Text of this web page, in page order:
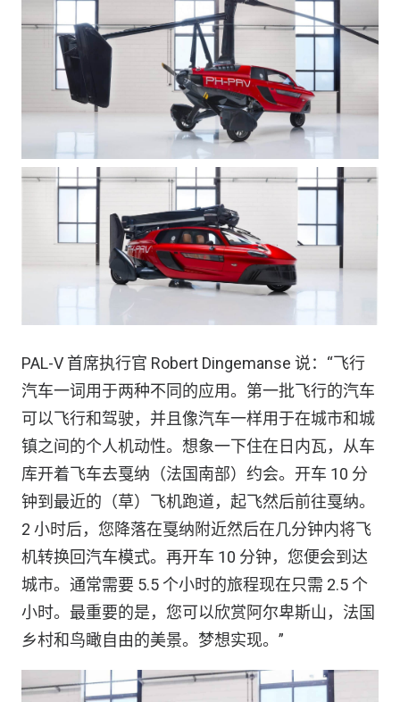
PAL-V 首席执行官 Robert Dingemanse 说：“飞行
汽车一词用于两种不同的应用。第一批飞行的汽车
可以飞行和驾驶，并且像汽车一样用于在城市和城
镇之间的个人机动性。想象一下住在日内瓦，从车
库开着飞车去戛纳（法国南部）约会。开车 10 分
钟到最近的（草）飞机跑道，起飞然后前往戛纳。
2 小时后，您降落在戛纳附近然后在几分钟内将飞
机转换回汽车模式。再开车 10 分钟，您便会到达
城市。通常需要 5.5 个小时的旅程现在只需 2.5 个
小时。最重要的是，您可以欣赏阿尔卑斯山，法国
乡村和鸟瞰自由的美景。梦想实现。”